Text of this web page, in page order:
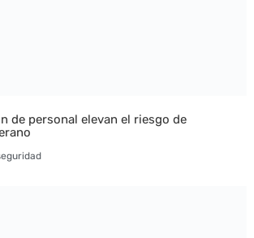
de personal elevan el riesgo de